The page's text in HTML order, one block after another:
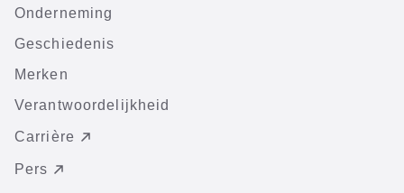
Onderneming
Geschiedenis
Merken
Verantwoordelijkheid
Carrière
Pers